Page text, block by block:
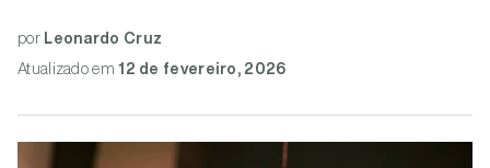
por Leonardo Cruz
Atualizado em12 de fevereiro, 2026